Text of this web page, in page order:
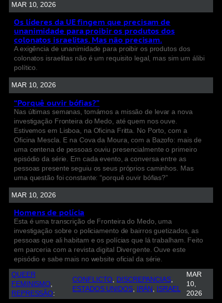
MAR 10, 2026
Os líderes da UE fingem que precisam de
unanimidade para proibir os produtos dos
colonatos israelitas. Mas não precisam.
A exigência de unanimidade para proibir os produtos dos
colonatos israelitas não é um requisito legal, mas sim um álibi
político.
MAR 10, 2026
“Porquê ouvir bófias?”
Nas últimas semanas, tomámos a missão de levar a nova
investigação Fronteira do Medo, até quem nos ouve.
Estivemos em Lisboa, na Oficina Fritta. No Porto, com a
Oficina Mescla. E na Cova da Moura, com a Bazofo: mais de
uma centena de pessoas ouviu presencialmente o primeiro
episódio da série. Em cada evento, a conversa entre as
pessoas presente seguiu os seus próprios caminhos. Mas
uma questão foi constante: “porquê ouvir bófias?”
MAR 10, 2026
Homens de polícia
Esta é uma transcrição de Fronteira do Medo, uma
investigação sobre o policiamento de bairros guetizados, as
pessoas que ali habitam e os polícias que lá trabalham. Feito
em parceria com a revista digital Divergente. Ouve este
episódio e sabe mais no website oficial da série.
QUEER
FEMINISMO
REPRESSÃO:
CONFLICTO DISCREPANCIAS
ESTADOS UNIDOS, IRÁN ISRAEL
MAR
10,
2026